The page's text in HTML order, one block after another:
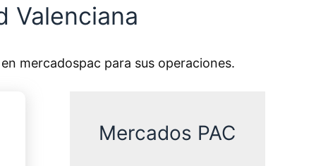
Valenciana
mercadospac para sus operaciones.
Mercados PAC